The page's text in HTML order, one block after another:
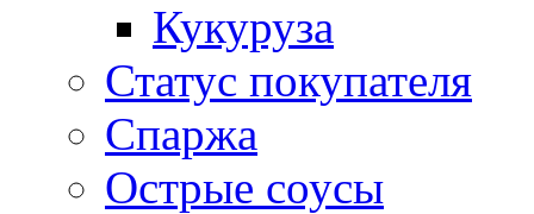
Кукуруза
Статус покупателя
Спаржа
Острые соусы